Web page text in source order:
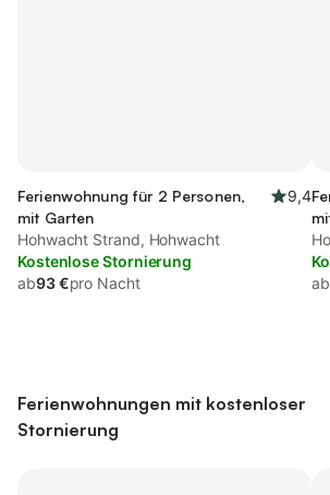
Ferienwohnung für 2 Personen,
mit Garten
9,4
Hohwacht Strand, Hohwacht
Kostenlose Stornierung
ab93 €pro Nacht
ab
Ferienwohnungen mit kostenloser
Stornierung